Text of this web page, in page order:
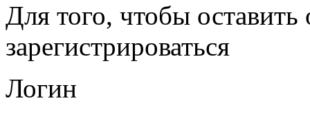
Для того, чтобы
зарегистрироваться
Логин